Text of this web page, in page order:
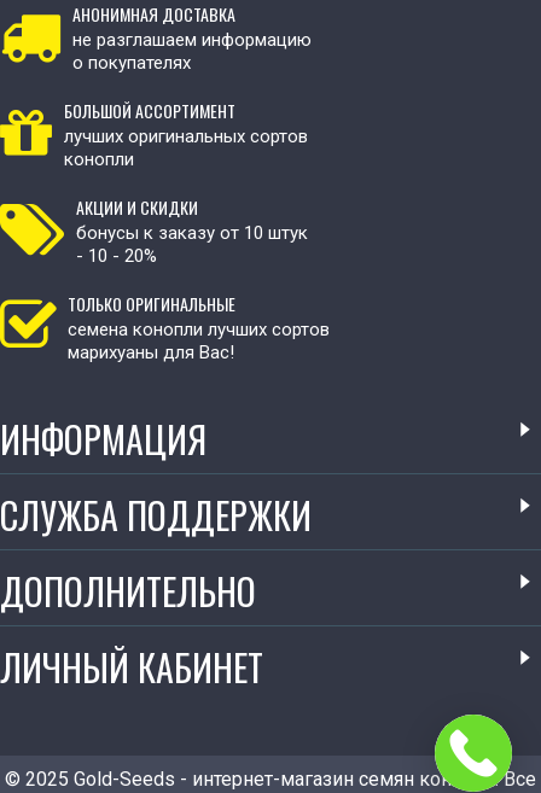
АНОНИМНАЯ ДОСТАВКА
не разглашаем информацию
о покупателях
БОЛЬШОЙ АССОРТИМЕНТ
лучших оригинальных сортов
конопли
АКЦИИ И СКИДКИ
бонусы к заказу от 10 штук
- 10 - 20%
ТОЛЬКО ОРИГИНАЛЬНЫЕ
семена конопли лучших сортов
марихуаны для Вас!
ИНФОРМАЦИЯ
СЛУЖБА ПОДДЕРЖКИ
ДОПОЛНИТЕЛЬНО
ЛИЧНЫЙ КАБИНЕТ
© 2025 Gold-Seeds - интернет-магазин семян конопли. Все